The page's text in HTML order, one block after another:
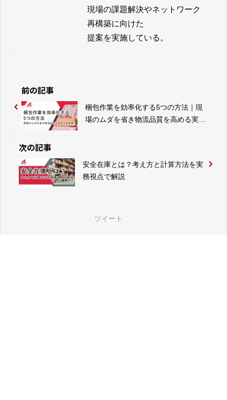
現場の課題解決やネットワーク
再構築に向けた
提案を実施している。
前の記事
梱包作業を効率化する5つの方法｜現
場のムダを省き物流品質を高める実践
次の記事
安全在庫とは？考え方と計算方法を実
務視点で解説
ツイート